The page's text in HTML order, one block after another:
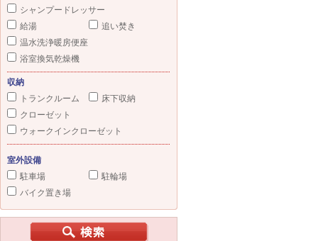
シャンプードレッサー
給湯
追い焚き
温水洗浄暖房便座
浴室換気乾燥機
収納
トランクルーム
床下収納
クローゼット
ウォークインクローゼット
室外設備
駐車場
駐輪場
バイク置き場